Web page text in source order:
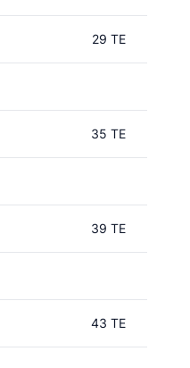
29 TE
35 TE
39 TE
43 TE